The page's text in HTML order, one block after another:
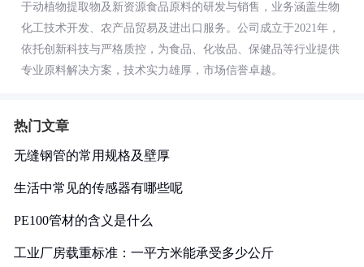
于动植物提取物及新资源食品原料的研发与销售，业务涵盖生物
化工技术开发、农产品贸易及进出口服务。公司成立于2021年，
依托创新科技与严格质控，为食品、化妆品、保健品等行业提供
专业原料解决方案，技术实力雄厚，市场信誉卓越。
热门文章
无缝钢管的常用规格及壁厚
生活中常见的传感器有哪些呢
PE100管材的含义是什么
工业厂房载重标准：一平方米能承受多少公斤